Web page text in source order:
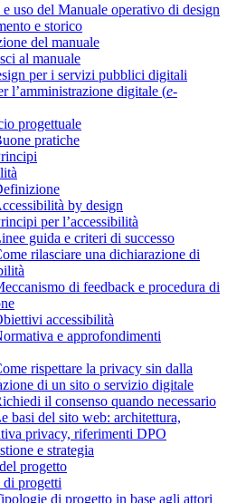
uso del Manuale operativo di design
e storico
del manuale
al manuale
per i servizi pubblici digitali
l’amministrazione digitale (e-
progettuale
pratiche
by design
per l’accessibilità
guida e criteri di successo
rilasciare una dichiarazione di
di feedback e procedura di
accessibilità
e approfondimenti
rispettare la privacy sin dalla
di un sito o servizio digitale
il consenso quando necessario
basi del sito web: architettura,
privacy, riferimenti DPO
e strategia
progetto
progetti
di progetto in base agli attori